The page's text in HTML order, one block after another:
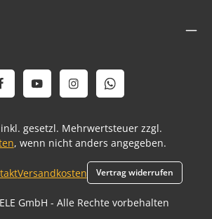
gesetzl. Mehrwertsteuer zzgl.
, wenn nicht anders angegeben.
GmbH - Alle Rechte vorbehalten
Versandkosten Vertrag widerrufen